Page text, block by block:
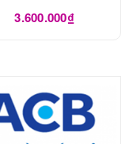
3.600.000₫